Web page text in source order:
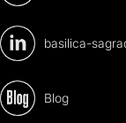
basilica-
Blog